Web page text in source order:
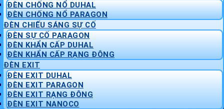
ĐÈN CHỐNG NỔ DUHAL
ĐÈN CHỐNG NỔ PARAGON
ĐÈN CHIẾU SÁNG SỰ CỐ
ĐÈN SỰ CỐ PARAGON
ĐÈN KHẨN CẤP DUHAL
ĐÈN KHẨN CẤP RẠNG ĐÔNG
ĐÈN EXIT
ĐÈN EXIT DUHAL
ĐÈN EXIT PARAGON
ĐÈN EXIT RẠNG ĐÔNG
ĐÈN EXIT NANOCO